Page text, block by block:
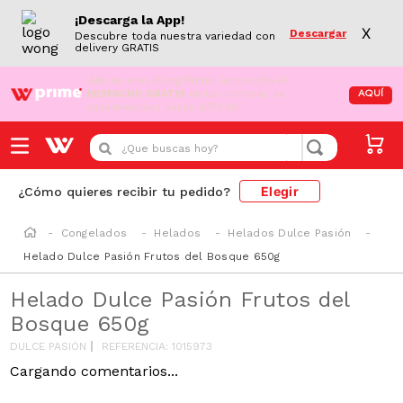
¡Descarga la App!
Descubre toda nuestra variedad con
delivery GRATIS
Descargar X
¡Aún no eres Wong Prime! Aprovecha el
DESPACHO GRATIS en tus compras de
supermercado desde S/79.90
AQUÍ
¿Que buscas hoy?
¿Cómo quieres recibir tu pedido? Elegir
Congelados Helados
Helados Dulce Pasión
Helado Dulce Pasión Frutos del Bosque 650g
Helado Dulce Pasión Frutos del
Bosque 650g
DULCE PASIÓN REFERENCIA:1015973
Cargando comentarios...